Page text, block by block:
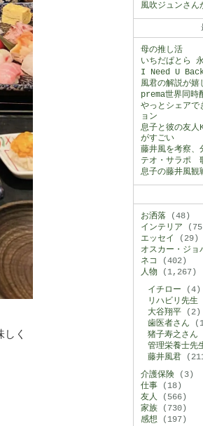
く
風吹ジュンさん
母の推し活
いちだぱとら
I Need U
風君の解説が嬉
prema世界同時
やっとシェアで
ョン
息子と彼の友人
がすごい
藤井風を考察、
テオ・サラポ
息子の藤井風観
お洒落 (48)
インテリア
エッセイ
(29)
オスカー・ジョ
ネコ
(402)
人物 (1,267)
イチロー (4)
リハビリ先生
大谷翔平 (2)
歯医者さん
猪子寿之さん
管理栄養士先
藤井風君
介護保険 (3)
仕事 (18)
友人 (566)
家族 (730)
感想 (197)